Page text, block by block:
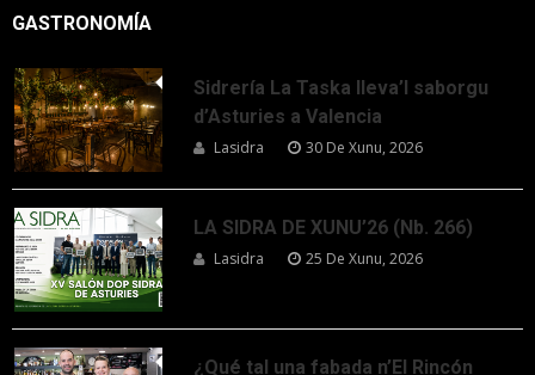
GASTRONOMÍA
Sidrería La Taska lleva’l saborgu
d’Asturies a Valencia
Lasidra 30 De Xunu, 2026
LA SIDRA DE XUNU’26 (Nb. 266)
Lasidra 25 De Xunu, 2026
¿Qué tal una fabada n’El Rincón